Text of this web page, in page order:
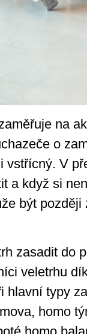
na
o
vstřícný. V
a když si
být později
zasadit do
veletrhu
hlavní typy
homo